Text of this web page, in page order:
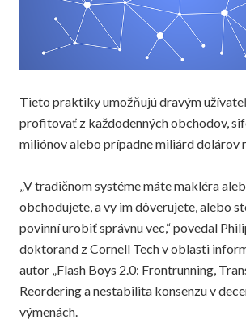
Tieto praktiky umožňujú dravým
profitovať z každodenných obchodov,
miliónov alebo prípadne miliárd dolárov
„V tradičnom systéme máte makléra
obchodujete, a vy im dôverujete, alebo
povinní urobiť správnu vec,“ povedal
doktorand z Cornell Tech v oblasti
autor „Flash Boys 2.0: Frontrunning,
Reordering a nestabilita konsenzu v
výmenách.